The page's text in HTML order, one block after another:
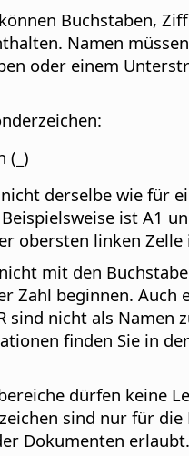
Buchstaben,
Namen
oder einem
(_)
derselbe wie für
ist A1
obersten linken Zelle
mit den
Zahl beginnen. Auch
sind nicht als Namen
finden Sie in
dürfen keine
sind nur für die
Dokumenten erlaubt.